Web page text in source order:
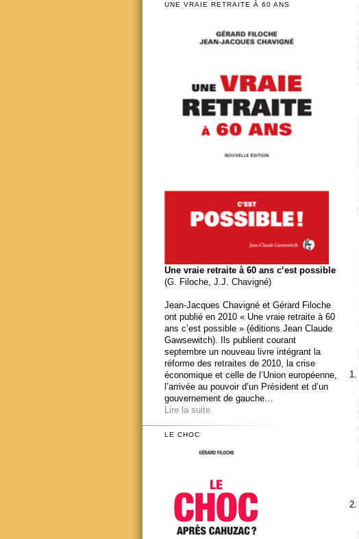
UNE VRAIE RETRAITE À 60 ANS
Une vraie retraite à 60 ans c‘est possible
(G. Filoche, J.J. Chavigné)
Jean-Jacques Chavigné et Gérard Filoche
ont publié en 2010 « Une vraie retraite à 60
ans c’est possible » (éditions Jean Claude
Gawsewitch). Ils publient courant
septembre un nouveau livre intégrant la
réforme des retraites de 2010, la crise
économique et celle de l’Union européenne,
l’arrivée au pouvoir d’un Président et d’un
gouvernement de gauche…
Lire la suite
LE CHOC